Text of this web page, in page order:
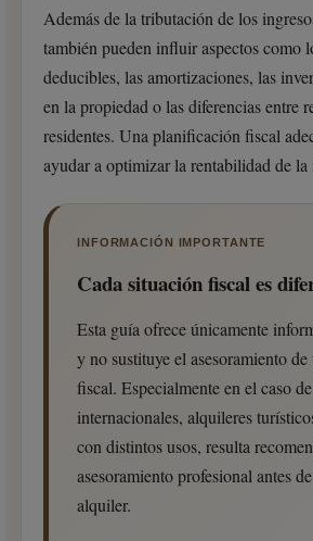
Además de la tributación de los
también pueden influir aspectos como
deducibles, las amortizaciones, las
en la propiedad o las diferencias entre
residentes. Una planificación fiscal
ayudar a optimizar la rentabilidad de la
INFORMACIÓN IMPORTANTE
Cada situación fiscal es
Esta guía ofrece únicamente
y no sustituye el asesoramiento de
fiscal. Especialmente en el caso
internacionales, alquileres
con distintos usos, resulta
asesoramiento profesional antes
alquiler.